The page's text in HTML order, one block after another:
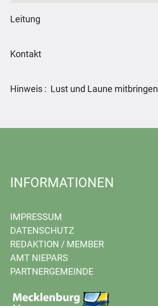
Leitung
Kontakt
Hinweis : Lust und Laune mitbringen
INFORMATIONEN
IMPRESSUM
DATENSCHUTZ
REDAKTION / MEMBER
AMT NIEPARS
PARTNERGEMEINDE